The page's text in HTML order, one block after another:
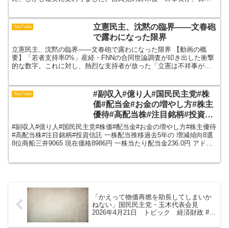
YouTube
立憲民主、沈黙の臨界――文春砲
で露わになった限界
立憲民主、沈黙の臨界――文春砲で露わになった限界 【動画の概
要】「若者支持率0%」産経・FNNの合同世論調査が叩き出した衝撃
的な数字。これに対し、熱烈な支持者が放った「立憲は不祥事が少
YouTube
#副収入#億り人#国民民主党#株
価#配当金#お金の増やし方#株主
優待#高配当株#注目銘柄#投資信
託
#副収入#億り人#国民民主党#株価#配当金#お金の増やし方#株主優待
#高配当株#注目銘柄#投資信託 一株配当推移過去5年の 増減傾向8選
8位商船三井9065 現在価格8986円 一株当たり配当金236.0円 アドバ
「かえって物価再燃を助長してしまいか
ねない」国民民主党・玉木代表会見
2026年4月21日 トピック 経済財政 #国